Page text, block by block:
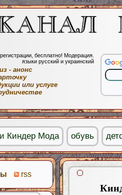
rss
бесплатно! Модерация.
языки русский и украинский
- анонс
или услуге
Киндер Мода обувь